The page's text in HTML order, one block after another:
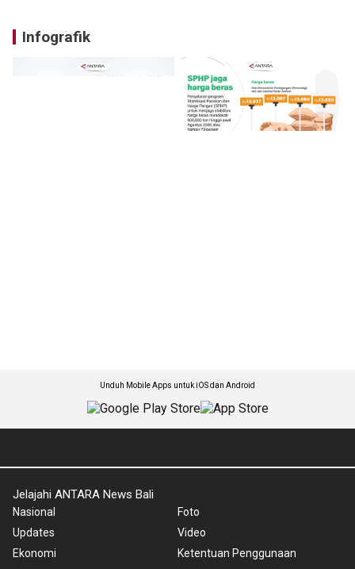
Infografik
Unduh Mobile Apps untuk iOS dan Android
Jelajahi ANTARA News Bali
Nasional
Updates
Ekonomi
Foto
Video
Ketentuan Penggunaan